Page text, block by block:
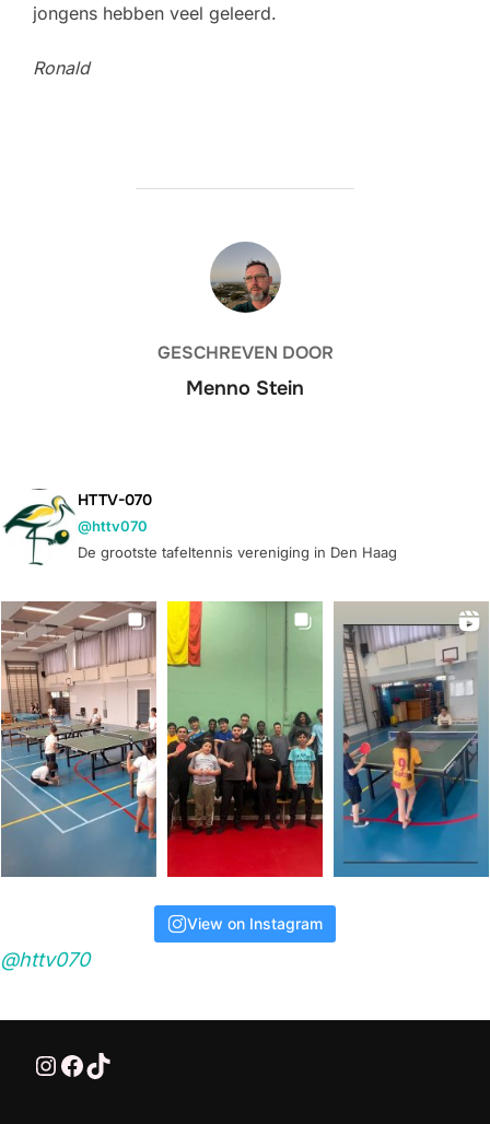
jongens hebben veel geleerd.
Ronald
BERICHTAUTEUR
GESCHREVEN DOOR
Menno Stein
HTTV-070
@httv070
De grootste tafeltennis vereniging in Den Haag
View on Instagram
@httv070
@HTTV070
HTTV-070
HTTV-070